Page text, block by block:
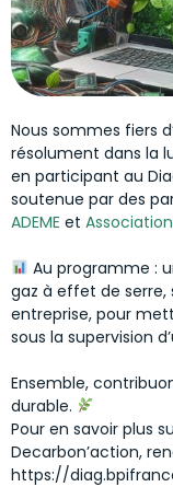
Nous sommes fiers
résolument dans la
en participant au
soutenue par des
ADEME et
Au programme :
gaz à effet de
entreprise, pour
sous la supervision
Ensemble,
durable.
Pour en savoir plus
Decarbon’action,
https://